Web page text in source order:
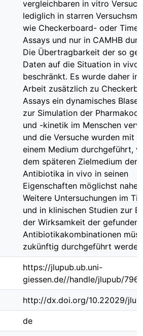
vergleichbaren in vitro
lediglich in starren
wie Checkerboard- oder
Assays und nur in CAMHB
Die Übertragbarkeit der so
Daten auf die Situation in vivo
beschränkt. Es wurde daher in
Arbeit zusätzlich zu
Assays ein dynamisches
zur Simulation der
und -kinetik im Menschen
und die Versuche wurden mit
einem Medium durchgeführt,
dem späteren Zielmedium der
Antibiotika in vivo in seinen
Eigenschaften möglichst
Weitere Untersuchungen im
und in klinischen Studien zur
der Wirksamkeit der
Antibiotikakombinationen
zukünftig durchgeführt
https://jlupub.ub.uni-
giessen.de//handle/jlupub/7967
http://dx.doi.org/10.22029/
de